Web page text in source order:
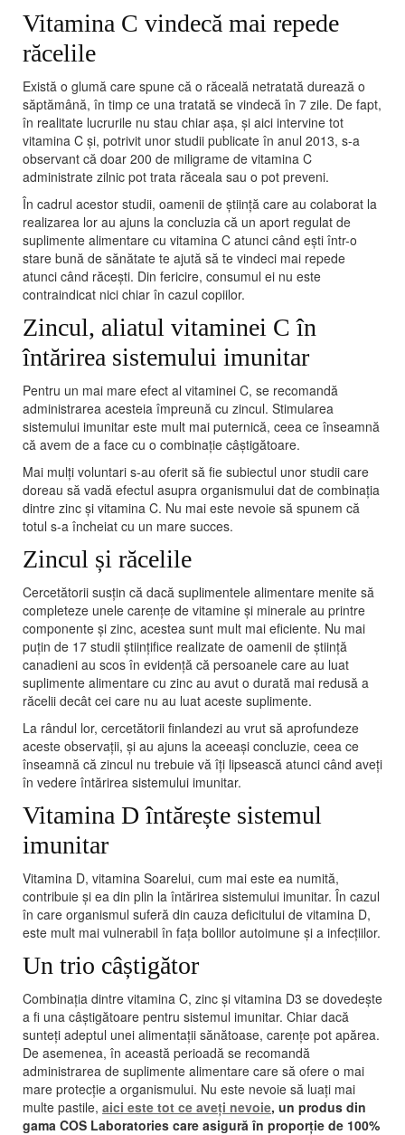
Vitamina C vindecă mai repede
răcelile
Există o glumă care spune că o răceală netratată durează o
săptămână, în timp ce una tratată se vindecă în 7 zile. De fapt,
în realitate lucrurile nu stau chiar așa, și aici intervine tot
vitamina C și, potrivit unor studii publicate în anul 2013, s-a
observant că doar 200 de miligrame de vitamina C
administrate zilnic pot trata răceala sau o pot preveni.
În cadrul acestor studii, oamenii de știință care au colaborat la
realizarea lor au ajuns la concluzia că un aport regulat de
suplimente alimentare cu vitamina C atunci când eşti într-o
stare bună de sănătate te ajută să te vindeci mai repede
atunci când răceşti. Din fericire, consumul ei nu este
contraindicat nici chiar în cazul copiilor.
Zincul, aliatul vitaminei C în
întărirea sistemului imunitar
Pentru un mai mare efect al vitaminei C, se recomandă
administrarea acesteia împreună cu zincul. Stimularea
sistemului imunitar este mult mai puternică, ceea ce înseamnă
că avem de a face cu o combinație câștigătoare.
Mai mulți voluntari s-au oferit să fie subiectul unor studii care
doreau să vadă efectul asupra organismului dat de combinația
dintre zinc și vitamina C. Nu mai este nevoie să spunem că
totul s-a încheiat cu un mare succes.
Zincul și răcelile
Cercetătorii susțin că dacă suplimentele alimentare menite să
completeze unele carențe de vitamine și minerale au printre
componente și zinc, acestea sunt mult mai eficiente. Nu mai
puțin de 17 studii științifice realizate de oamenii de știință
canadieni au scos în evidență că persoanele care au luat
suplimente alimentare cu zinc au avut o durată mai redusă a
răcelii decât cei care nu au luat aceste suplimente.
La rândul lor, cercetătorii finlandezi au vrut să aprofundeze
aceste observații, și au ajuns la aceeași concluzie, ceea ce
înseamnă că zincul nu trebuie vă îți lipsească atunci când aveți
în vedere întărirea sistemului imunitar.
Vitamina D întărește sistemul
imunitar
Vitamina D, vitamina Soarelui, cum mai este ea numită,
contribuie și ea din plin la întărirea sistemului imunitar. În cazul
în care organismul suferă din cauza deficitului de vitamina D,
este mult mai vulnerabil în fața bolilor autoimune și a infecțiilor.
Un trio câștigător
Combinația dintre vitamina C, zinc și vitamina D3 se dovedește
a fi una câștigătoare pentru sistemul imunitar. Chiar dacă
sunteți adeptul unei alimentații sănătoase, carențe pot apărea.
De asemenea, în această perioadă se recomandă
administrarea de suplimente alimentare care să ofere o mai
mare protecție a organismului. Nu este nevoie să luați mai
multe pastile, aici este tot ce aveți nevoie, un produs din
gama COS Laboratories care asigură în proporție de 100%